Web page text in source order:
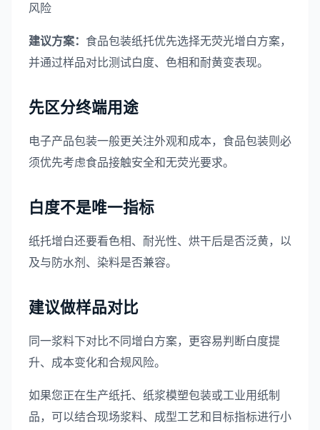
风险
建议方案： 食品包装纸托优先选择无荧光增白方案，
并通过样品对比测试白度、色相和耐黄变表现。
先区分终端用途
电子产品包装一般更关注外观和成本，食品包装则必
须优先考虑食品接触安全和无荧光要求。
白度不是唯一指标
纸托增白还要看色相、耐光性、烘干后是否泛黄，以
及与防水剂、染料是否兼容。
建议做样品对比
同一浆料下对比不同增白方案，更容易判断白度提
升、成本变化和合规风险。
如果您正在生产纸托、纸浆模塑包装或工业用纸制
品，可以结合现场浆料、成型工艺和目标指标进行小